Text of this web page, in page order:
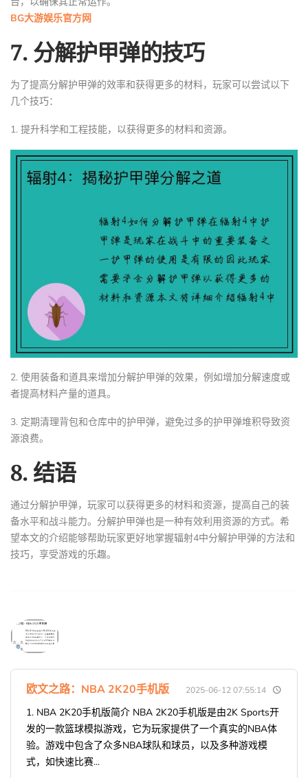
BG大游娱乐官方网
7. 分解护甲弹的技巧
为了提高分解护甲弹的效率和获得更多的材料，玩家可以尝试以下
几个技巧：
1. 提升科学和工程技能，以获得更多的材料和资源。
2. 使用装备和道具来增加分解护甲弹的效果，例如增加分解速度或
者提高材料产量的道具。
3. 定期清理背包和仓库中的护甲弹，避免过多的护甲弹堆积导致资
源浪费。
8. 结语
通过分解护甲弹，玩家可以获得更多的材料和资源，提高自己的装
备水平和战斗能力。分解护甲弹也是一种有效利用资源的方式。希
望本文的介绍能够帮助玩家更好地掌握辐射4中分解护甲弹的方法和
技巧，享受游戏的乐趣。
欧文之路：NBA 2K20手机版 2025-06-12 07:55:14
1. NBA 2K20手机版简介 NBA 2K20手机版是由2K Sports开
发的一款篮球模拟游戏，它为玩家提供了一个真实的NBA体
验。游戏中包含了众多NBA球队和球员，以及多种游戏模
式，如快速比赛...